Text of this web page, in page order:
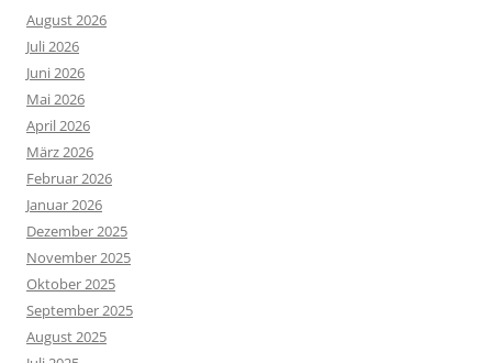
August 2026
Juli 2026
Juni 2026
Mai 2026
April 2026
März 2026
Februar 2026
Januar 2026
Dezember 2025
November 2025
Oktober 2025
September 2025
August 2025